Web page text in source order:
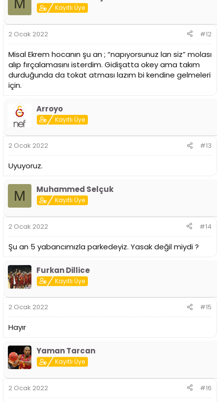
M Kayıtlı Üye
2 Ocak 2022 #12
Misal Ekrem hocanın şu an ; “napıyorsunuz lan siz” molası
alıp fırçalamasını isterdim. Gidişatta okey ama takım
durduğunda da tokat atması lazım bi kendine gelmeleri
için.
Arroyo
Kayıtlı Üye
2 Ocak 2022 #13
Uyuyoruz.
M Muhammed Selçuk
Kayıtlı Üye
2 Ocak 2022 #14
Şu an 5 yabancımızla parkedeyiz. Yasak değil miydi ?
Furkan Dillice
Kayıtlı Üye
2 Ocak 2022 #15
Hayır
Yaman Tarcan
Kayıtlı Üye
2 Ocak 2022 #16